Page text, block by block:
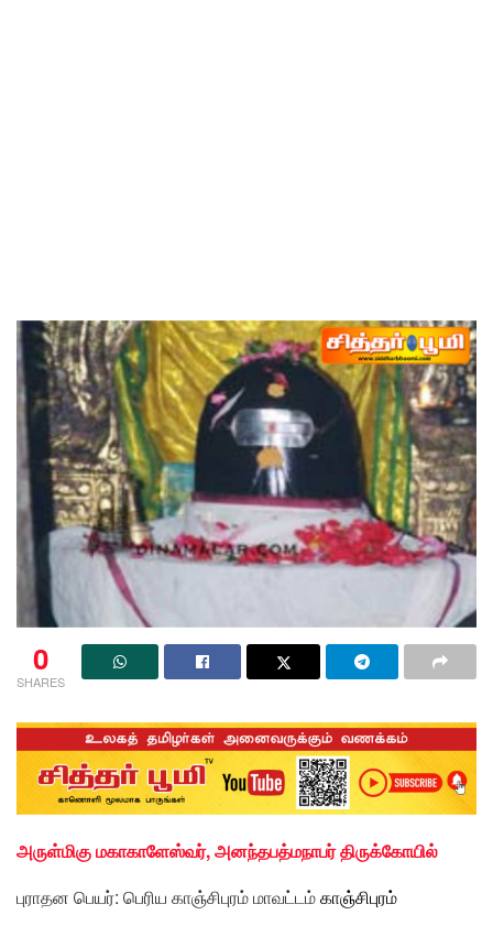
0
SHARES
அருள்மிகு மகாகாளேஸ்வர், அனந்தபத்மநாபர் திருக்கோயில்
புராதன பெயர்: பெரிய காஞ்சிபுரம் மாவட்டம்காஞ்சிபுரம்